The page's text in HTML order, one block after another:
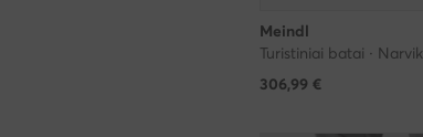
Meindl
306,99 €